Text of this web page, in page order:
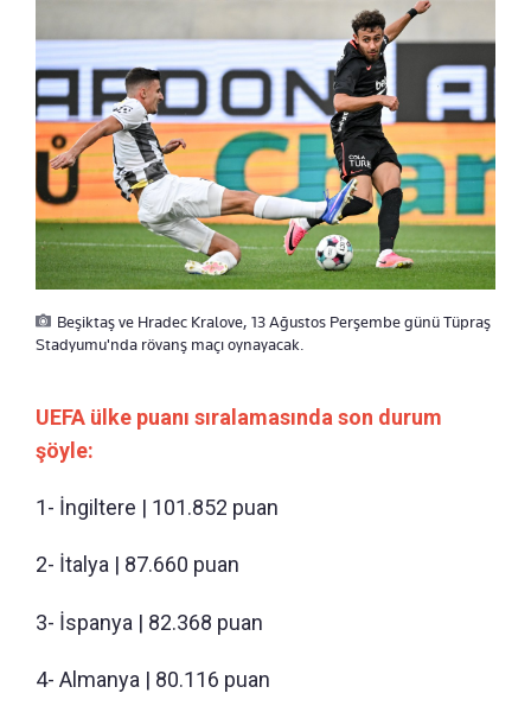
Beşiktaş ve Hradec Kralove, 13 Ağustos Perşembe günü Tüpraş
Stadyumu'nda rövanş maçı oynayacak.
UEFA ülke puanı sıralamasında son durum
şöyle:
1- İngiltere | 101.852 puan
2- İtalya | 87.660 puan
3- İspanya | 82.368 puan
4- Almanya | 80.116 puan